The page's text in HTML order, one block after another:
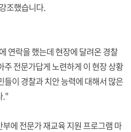
조했습니다.
연락을 했는데 현장에 달려온 경찰
주 전문가답게 노련하게 이 현장 상황
들이 경찰과 치안 능력에 대해서 많은
."
에 전문가 재교육 지원 프로그램 마